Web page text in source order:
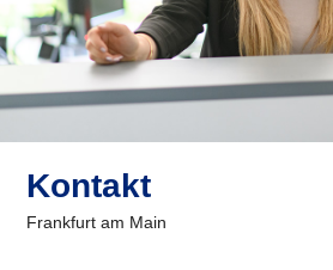
Kontakt
Frankfurt am Main